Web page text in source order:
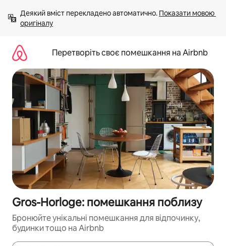
вмісту
Деякий вміст перекладено автоматично. Показати мовою
оригіналу
Перетворіть своє помешкання на Airbnb
Gros-Horloge: помешкання поблизу
Бронюйте унікальні помешкання для відпочинку,
будинки тощо на Airbnb